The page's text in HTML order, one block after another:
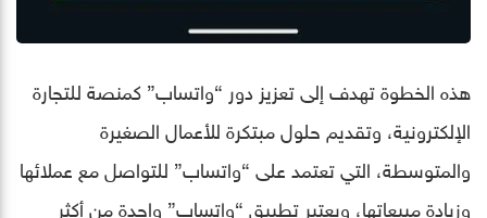
هذه الخطوة تهدف إلى تعزيز دور “واتساب” كمنصة للتجارة
الإلكترونية، وتقديم حلول مبتكرة للأعمال الصغيرة
والمتوسطة، التي تعتمد على “واتساب” للتواصل مع عملائها
وزيادة مبيعاتها، ويعتبر تطبيق “واتساب” واحدة من أكثر